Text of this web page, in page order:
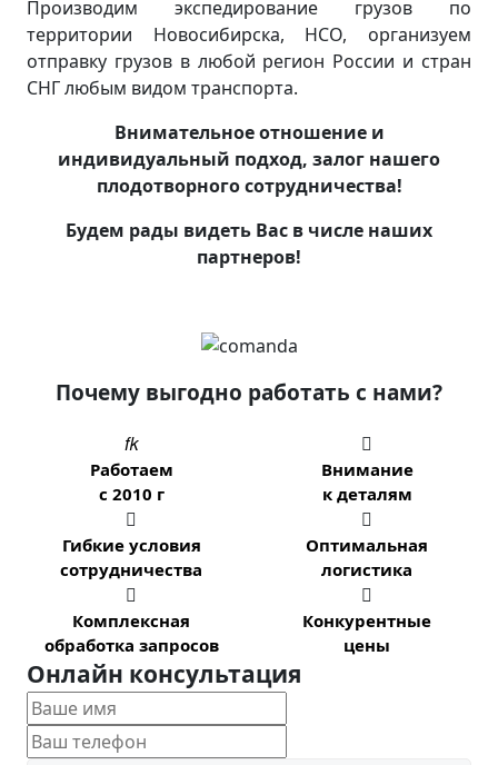
Производим экспедирование грузов по
территории Новосибирска, НСО, организуем
отправку грузов в любой регион России и стран
СНГ любым видом транспорта.
Внимательное отношение и
индивидуальный подход, залог нашего
плодотворного сотрудничества!
Будем рады видеть Вас в числе наших
партнеров!
Почему выгодно работать с нами?

Работаем
с 2010 г

Внимание
к деталям

Гибкие условия
сотрудничества

Оптимальная
логистика

Комплексная
обработка запросов

Конкурентные
цены
Онлайн консультация